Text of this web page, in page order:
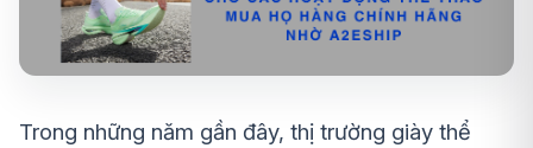
Trong những năm gần đây, thị trường giày thể